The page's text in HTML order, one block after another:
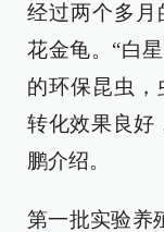
经过两个多月
花金龟。“白
的环保昆虫，
转化效果良好
鹏介绍。
第一批实验养